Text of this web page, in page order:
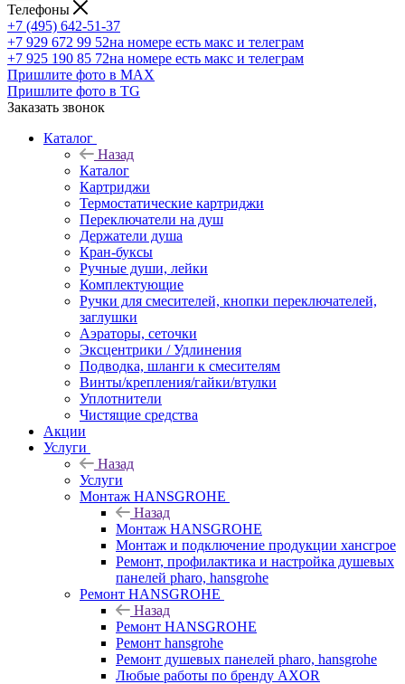
Телефоны
+7 (495) 642-51-37
+7 929 672 99 52на номере есть макс и телеграм
+7 925 190 85 72на номере есть макс и телеграм
Пришлите фото в MAX
Пришлите фото в TG
Заказать звонок
Каталог
Назад
Каталог
Картриджи
Термостатические картриджи
Переключатели на душ
Держатели душа
Кран-буксы
Ручные души, лейки
Комплектующие
Ручки для смесителей, кнопки переключателей,
заглушки
Аэраторы, сеточки
Эксцентрики / Удлинения
Подводка, шланги к смесителям
Винты/крепления/гайки/втулки
Уплотнители
Чистящие средства
Акции
Услуги
Назад
Услуги
Монтаж HANSGROHE
Назад
Монтаж HANSGROHE
Монтаж и подключение продукции хансгрое
Ремонт, профилактика и настройка душевых
панелей pharo, hansgrohe
Ремонт HANSGROHE
Назад
Ремонт HANSGROHE
Ремонт hansgrohe
Ремонт душевых панелей pharo, hansgrohe
Любые работы по бренду AXOR